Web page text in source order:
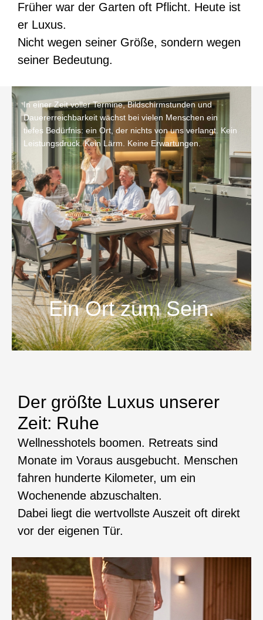
Früher war der Garten oft Pflicht. Heute ist
er Luxus.
Nicht wegen seiner Größe, sondern wegen
seiner Bedeutung.
In einer Zeit voller Termine, Bildschirmstunden und
Dauererreichbarkeit wächst bei vielen Menschen ein
tiefes Bedürfnis: ein Ort, der nichts von uns verlangt. Kein
Leistungsdruck. Kein Lärm. Keine Erwartungen.
Ein Ort zum Sein.
Der größte Luxus unserer
Zeit: Ruhe
Wellnesshotels boomen. Retreats sind
Monate im Voraus ausgebucht. Menschen
fahren hunderte Kilometer, um ein
Wochenende abzuschalten.
Dabei liegt die wertvollste Auszeit oft direkt
vor der eigenen Tür.